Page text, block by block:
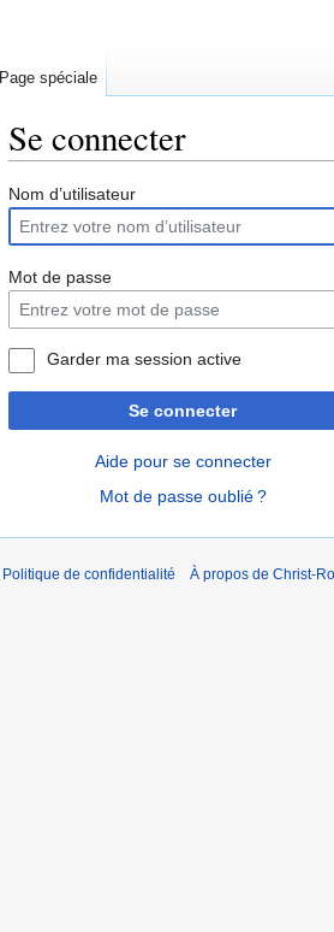
Se connecter
Aller
la
navigation
Aller
la
recherche
Nom d’utilisateur
Mot de passe
Garder ma session active
Se connecter
Aide pour se connecter
Mot de passe oublié ?
Page spéciale
Politique de confidentialité À propos de Christ-